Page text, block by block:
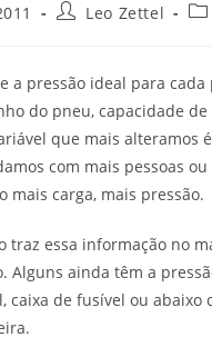
Leo Zettel
a pressão ideal para
do pneu, capacidade de
que mais alteramos
com mais pessoas ou
mais carga, mais pressão.
traz essa informação no
Alguns ainda têm a
caixa de fusível ou abaixo